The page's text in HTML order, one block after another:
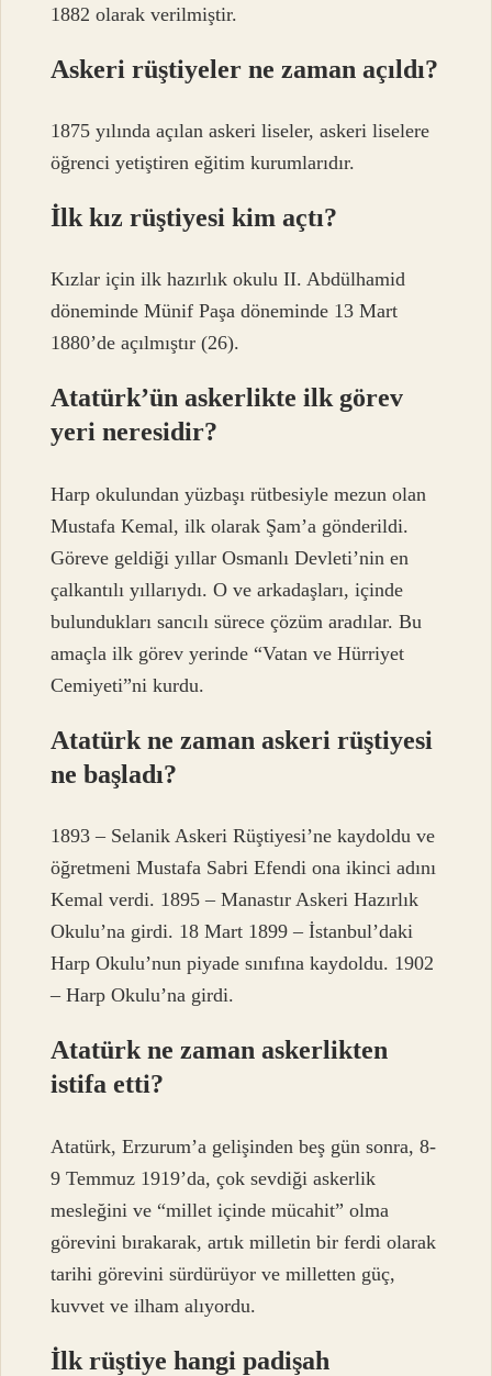
1882 olarak verilmiştir.
Askeri rüştiyeler ne zaman açıldı?
1875 yılında açılan askeri liseler, askeri liselere
öğrenci yetiştiren eğitim kurumlarıdır.
İlk kız rüştiyesi kim açtı?
Kızlar için ilk hazırlık okulu II. Abdülhamid
döneminde Münif Paşa döneminde 13 Mart
1880’de açılmıştır (26).
Atatürk’ün askerlikte ilk görev
yeri neresidir?
Harp okulundan yüzbaşı rütbesiyle mezun olan
Mustafa Kemal, ilk olarak Şam’a gönderildi.
Göreve geldiği yıllar Osmanlı Devleti’nin en
çalkantılı yıllarıydı. O ve arkadaşları, içinde
bulundukları sancılı sürece çözüm aradılar. Bu
amaçla ilk görev yerinde “Vatan ve Hürriyet
Cemiyeti”ni kurdu.
Atatürk ne zaman askeri rüştiyesi
ne başladı?
1893 – Selanik Askeri Rüştiyesi’ne kaydoldu ve
öğretmeni Mustafa Sabri Efendi ona ikinci adını
Kemal verdi. 1895 – Manastır Askeri Hazırlık
Okulu’na girdi. 18 Mart 1899 – İstanbul’daki
Harp Okulu’nun piyade sınıfına kaydoldu. 1902
– Harp Okulu’na girdi.
Atatürk ne zaman askerlikten
istifa etti?
Atatürk, Erzurum’a gelişinden beş gün sonra, 8-
9 Temmuz 1919’da, çok sevdiği askerlik
mesleğini ve “millet içinde mücahit” olma
görevini bırakarak, artık milletin bir ferdi olarak
tarihi görevini sürdürüyor ve milletten güç,
kuvvet ve ilham alıyordu.
İlk rüştiye hangi padişah